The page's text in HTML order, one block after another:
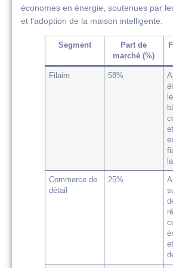
économes en énergie, soutenues par
et l'adoption de la maison intelligente.
Segment
Part de
marché (%)
Filaire 58%
Commerce de
détail
25%